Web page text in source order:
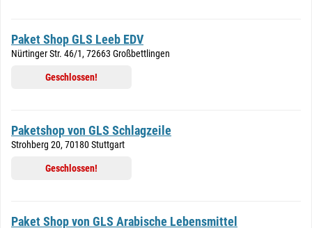
Paket Shop GLS Leeb EDV
Nürtinger Str. 46/1, 72663 Großbettlingen
Geschlossen!
Paketshop von GLS Schlagzeile
Strohberg 20, 70180 Stuttgart
Geschlossen!
Paket Shop von GLS Arabische Lebensmittel